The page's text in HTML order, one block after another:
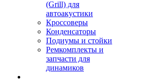
(Grill) для
автоакустики
Кроссоверы
Конденсаторы
Подиумы и стойки
Ремкомплекты и
запчасти для
динамиков